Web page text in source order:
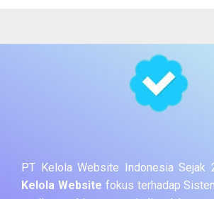
PT Kelola Website Indonesia Sejak
Kelola Website fokus terhadap